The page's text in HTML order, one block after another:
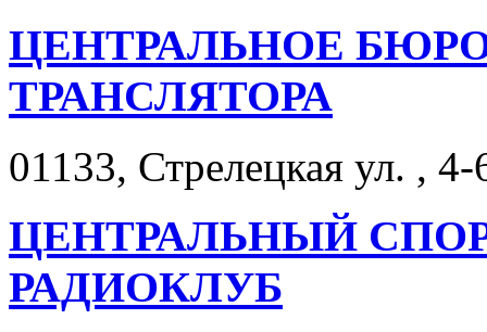
ЦЕНТРАЛЬНОЕ
ТРАНСЛЯТОРА
01133, Стрелецкая ул. ,
ЦЕНТРАЛЬНЫЙ
РАДИОКЛУБ